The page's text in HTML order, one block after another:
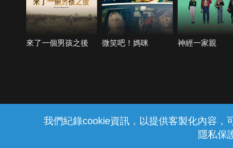
我們紀錄cookie資訊，以提供客製化內容，
隱私保
來了一個男孩之後 微笑吧！媽咪 神經一家親
中